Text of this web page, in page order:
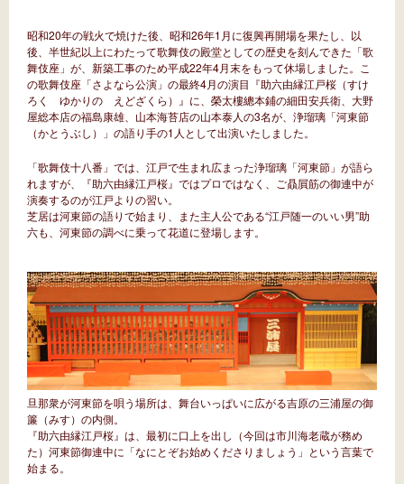
昭和20年の戦火で焼けた後、昭和26年1月に復興再開場を果たし、以
後、半世紀以上にわたって歌舞伎の殿堂としての歴史を刻んできた「歌
舞伎座」が、新築工事のため平成22年4月末をもって休場しました。こ
の歌舞伎座「さよなら公演」の最終4月の演目『助六由縁江戸桜（すけ
ろく ゆかりの えどざくら）』に、榮太樓總本鋪の細田安兵衛、大野
屋総本店の福島康雄、山本海苔店の山本泰人の3名が、浄瑠璃「河東節
（かとうぶし）」の語り手の1人として出演いたしました。
「歌舞伎十八番」では、江戸で生まれ広まった浄瑠璃「河東節」が語ら
れますが、『助六由縁江戸桜』ではプロではなく、ご贔屓筋の御連中が
演奏するのが江戸よりの習い。
芝居は河東節の語りで始まり、また主人公である“江戸随一のいい男”助
六も、河東節の調べに乗って花道に登場します。
旦那衆が河東節を唄う場所は、舞台いっぱいに広がる吉原の三浦屋の御
簾（みす）の内側。
『助六由縁江戸桜』は、最初に口上を出し（今回は市川海老蔵が務め
た）河東節御連中に「なにとぞお始めくださりましょう」という言葉で
始まる。